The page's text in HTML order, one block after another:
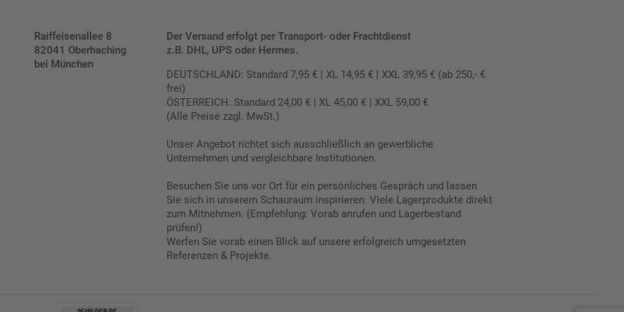
Raiffeisenallee 8
82041 Oberhaching
bei München
Der Versand erfolgt per Transport- oder Frachtdienst
z.B. DHL, UPS oder Hermes.
DEUTSCHLAND: Standard 7,95 € | XL 14,95 € | XXL 39,95 € (ab 250,- €
frei)
ÖSTERREICH: Standard 24,00 € | XL 45,00 € | XXL 59,00 €
(Alle Preise zzgl. MwSt.)
Unser Angebot richtet sich ausschließlich an gewerbliche
Unternehmen und vergleichbare Institutionen.
Besuchen Sie uns vor Ort für ein persönliches Gespräch und lassen
Sie sich in unserem Schauraum inspirieren. Viele Lagerprodukte direkt
zum Mitnehmen. (Empfehlung: Vorab anrufen und Lagerbestand
prüfen!)
Werfen Sie vorab einen Blick auf unsere erfolgreich umgesetzten
Referenzen & Projekte.